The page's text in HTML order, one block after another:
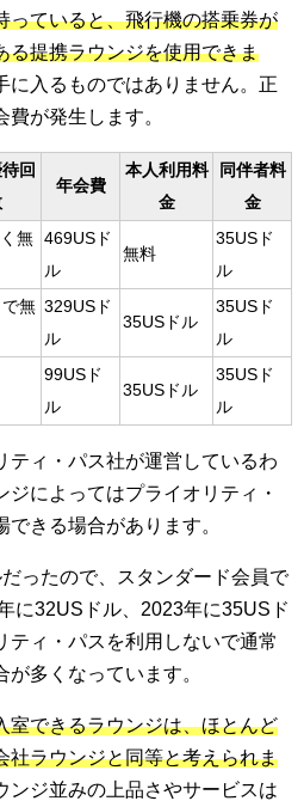
っていると、飛行機の搭乗券が
る提携ラウンジを使用できま
に入るものではありません。正
が発生します。
回
年会費
本人利用料
金
同伴者料
金
無 469USド
ル
無料
35USド
ル
無 329USド
ル
35USドル
35USド
ル
99USド
ル
35USドル
35USド
ル
ティ・パス社が運営しているわ
によってはプライオリティ・
きる場合があります。
ったので、スタンダード会員で
に32USドル、2023年に35USド
ティ・パスを利用しないで通常
多くなっています。
室できるラウンジは、ほとんど
社ラウンジと同等と考えられま
ンジ並みの上品さやサービスは